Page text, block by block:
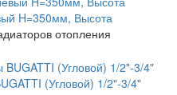
H=350мм, Высота
отопления
(Угловой) 1/2"-3/4"